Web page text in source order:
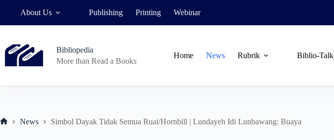
About Us Publishing Printing Webinar
Bibliopedia
More than Read a Books
Home News Rubrik Biblio-Talk
News Simbol Dayak Tidak Semua Ruai/Hornbill | Lundayeh Idi Lunbawang: Buaya